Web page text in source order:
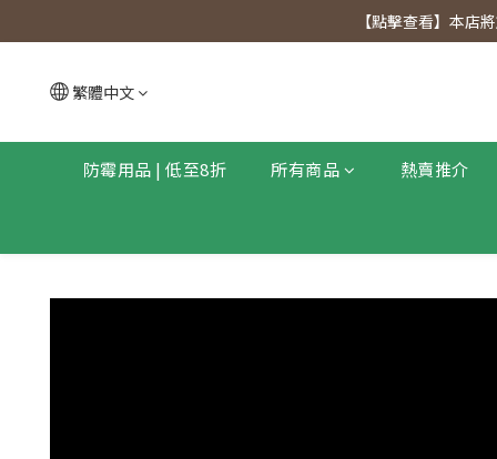
【點擊查
【點擊查看】本店
繁體中文
防霉用品 | 低至8折 所有商品 熱賣推介